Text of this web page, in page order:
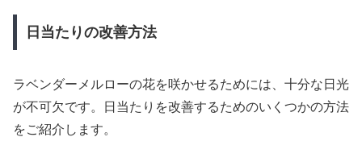
日当たりの改善方法
ラベンダーメルローの花を咲かせるためには、十分な日光
が不可欠です。日当たりを改善するためのいくつかの方法
をご紹介します。